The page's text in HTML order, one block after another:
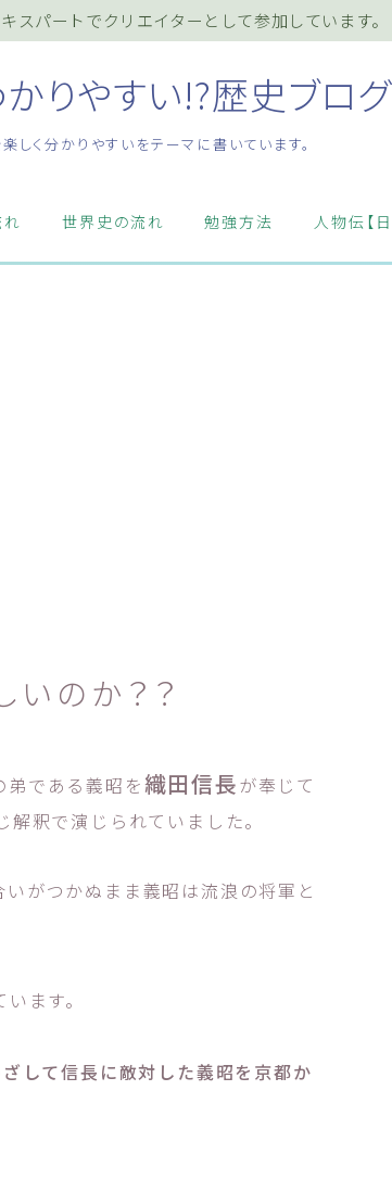
スパートでクリエイターとして参加しています。
かりやすい!?歴史ブログ
しく分かりやすいをテーマに書いています。
世界史の流れ 勉強方法 人物伝【
のか？？
である義昭を織田信長が奉じて
釈で演じられていました。
がつかぬまま義昭は流浪の将軍と
ます。
して信長に敵対した義昭を京都か